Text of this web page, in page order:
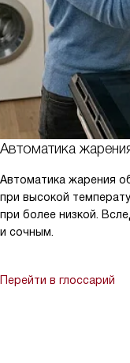
Автоматика
Автоматика жарения
при высокой
при более низкой.
и сочным.
Перейти в глоссарий